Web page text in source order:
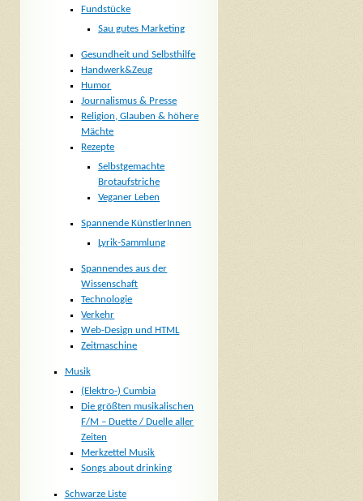
Fundstücke
Sau gutes Marketing
Gesundheit und Selbsthilfe
Handwerk&Zeug
Humor
Journalismus & Presse
Religion, Glauben & höhere
Mächte
Rezepte
Selbstgemachte
Brotaufstriche
Veganer Leben
Spannende KünstlerInnen
Lyrik-Sammlung
Spannendes aus der
Wissenschaft
Technologie
Verkehr
Web-Design und HTML
Zeitmaschine
Musik
(Elektro-) Cumbia
Die größten musikalischen
F/M – Duette / Duelle aller
Zeiten
Merkzettel Musik
Songs about drinking
Schwarze Liste